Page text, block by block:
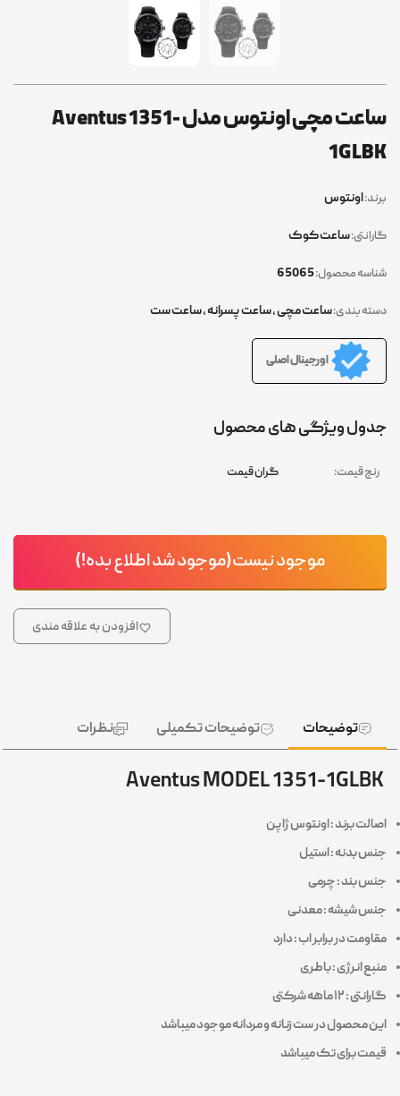
ساعت مچی اونتوس مدل Aventus 1351-
1GLBK
برند:اونتوس
گارانتی:ساعت کوک
شناسه محصول:
دسته بندی:ساعت مچی,ساعت پسرانه,ساعت ست
اورجینال اصلی
جدول ویژگی های محصول
رنج قیمت: گران قیمت
موجود نیست(موجود شد اطلاع بده!)
افزودن به علاقه مندی
توضیحات توضیحات تکمیلی نظرات
اصالت برند : اونتوس ژاپن
جنس بدنه : استیل
جنس بند : چرمی
جنس شیشه : معدنی
مقاومت در برابر اب : دارد
منبع انرژی : باطری
گارانتی : ۱۲ ماهه
شرکتی
این محصول در ست زنانه و مردانه موجود میباشد
قیمت برای تک میباشد